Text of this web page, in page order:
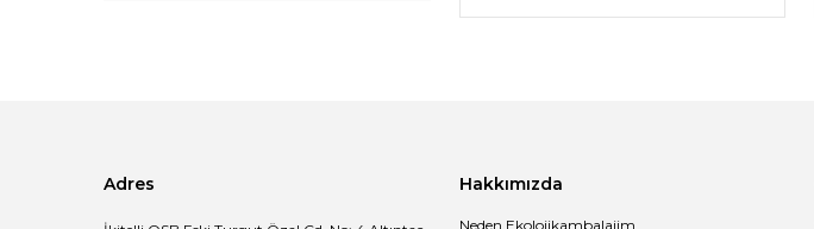
Adres Hakkımızda
Neden Ekolojikambalajim